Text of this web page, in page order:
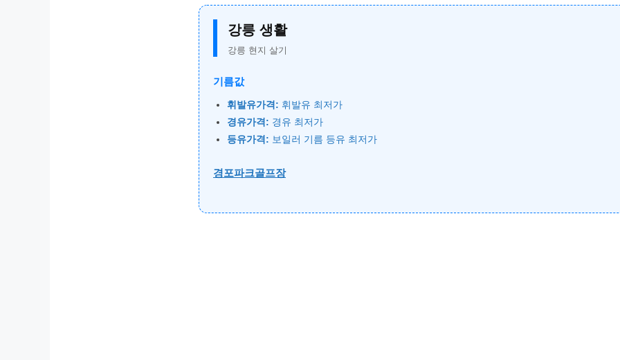
강릉 생활
강릉 현지 살기
기름값
휘발유가격: 휘발유 최저가
경유가격: 경유 최저가
등유가격: 보일러 기름 등유 최저가
경포파크골프장